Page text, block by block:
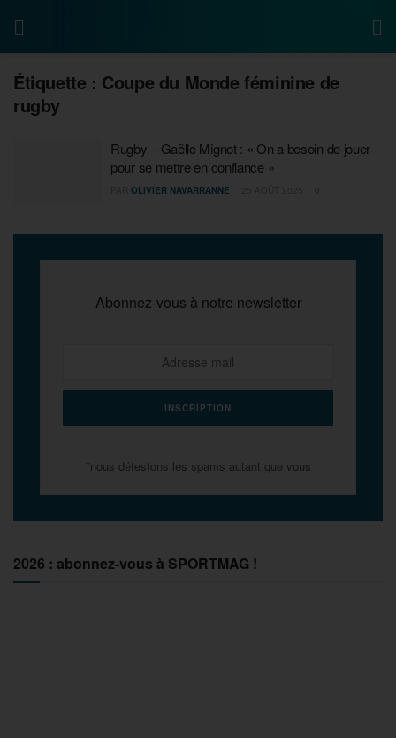
Étiquette : Coupe du Monde féminine de
rugby
Rugby – Gaëlle Mignot : « On a besoin de jouer
pour se mettre en confiance »
OLIVIER NAVARRANNE
Abonnez-vous à notre newsletter
*nous détestons les spams autant que vous
2026 : abonnez-vous à SPORTMAG !